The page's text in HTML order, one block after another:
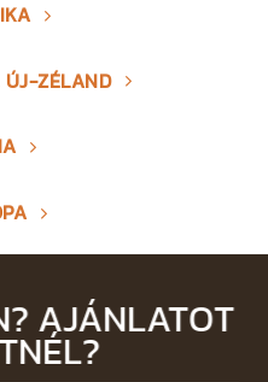
ZÉLAND
AJÁNLATOT